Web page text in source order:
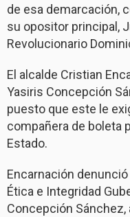
de esa demarcación,
su opositor principal,
Revolucionario
El alcalde Cristian
Yasiris Concepción
puesto que este le
compañera de boleta
Estado.
Encarnación
Ética e Integridad
Concepción